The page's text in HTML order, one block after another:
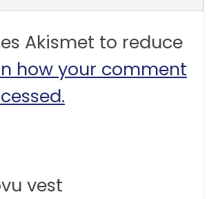
Akismet to reduce
how your comment
vest